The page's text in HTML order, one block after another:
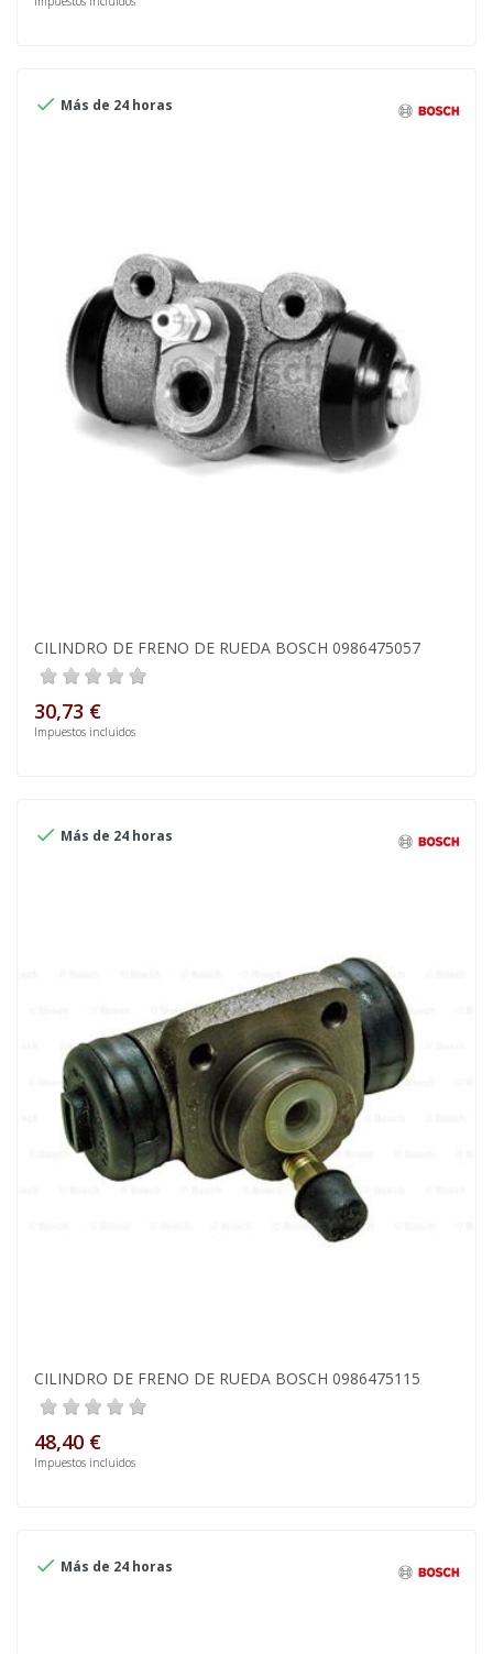
 Más de 24 horas
CILINDRO DE FRENO DE RUEDA BOSCH 0986475057
30,73 €
Impuestos incluidos
 Más de 24 horas
CILINDRO DE FRENO DE RUEDA BOSCH 0986475115
48,40 €
Impuestos incluidos
 Más de 24 horas